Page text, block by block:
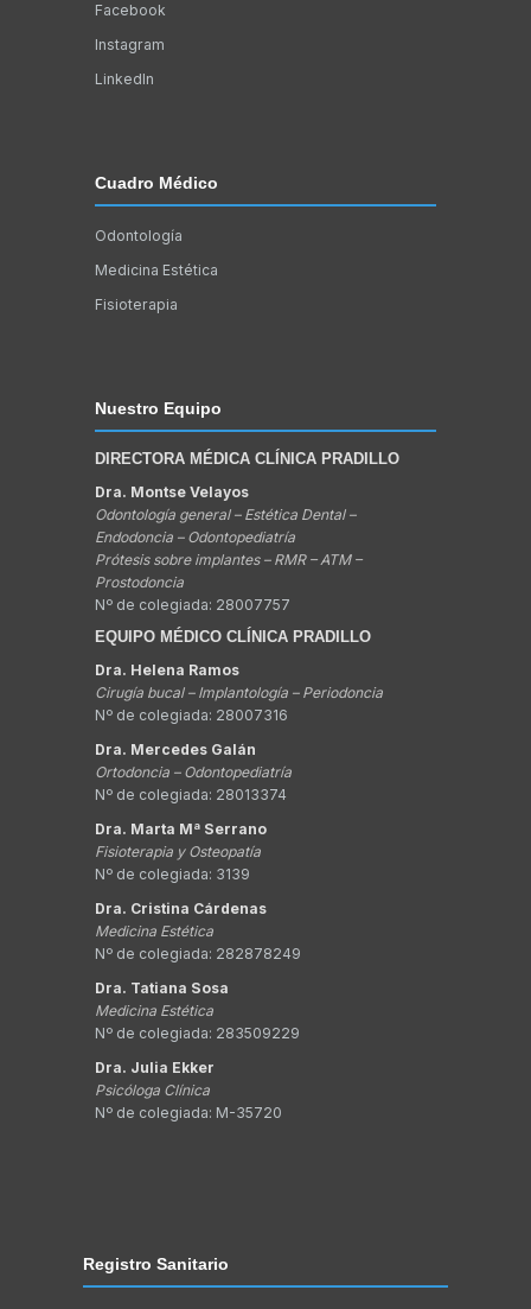
Facebook
Instagram
LinkedIn
Cuadro Médico
Odontología
Medicina Estética
Fisioterapia
Nuestro Equipo
DIRECTORA MÉDICA CLÍNICA PRADILLO
Dra. Montse Velayos
Odontología general – Estética Dental –
Endodoncia – Odontopediatría
Prótesis sobre implantes – RMR – ATM –
Prostodoncia
Nº de colegiada: 28007757
EQUIPO MÉDICO CLÍNICA PRADILLO
Dra. Helena Ramos
Cirugía bucal – Implantología – Periodoncia
Nº de colegiada: 28007316
Dra. Mercedes Galán
Ortodoncia – Odontopediatría
Nº de colegiada: 28013374
Dra. Marta Mª Serrano
Fisioterapia y Osteopatía
Nº de colegiada: 3139
Dra. Cristina Cárdenas
Medicina Estética
Nº de colegiada: 282878249
Dra. Tatiana Sosa
Medicina Estética
Nº de colegiada: 283509229
Dra. Julia Ekker
Psicóloga Clínica
Nº de colegiada: M-35720
Registro Sanitario